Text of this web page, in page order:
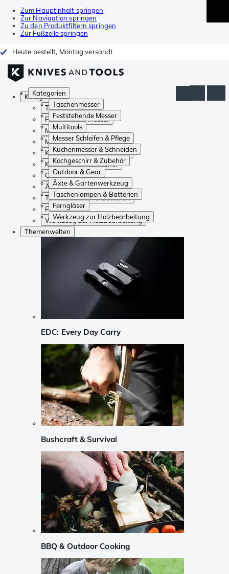
Zum Hauptinhalt springen
Zur Navigation springen
Zu den Produktfiltern springen
Zur Fußzeile springen
Heute bestellt, Montag versandt
Kategorien
Taschenmesser
Feststehende Messer
Multitools
Messer Schleifen & Pflege
Küchenmesser & Schneiden
Kochgeschirr & Zubehör
Outdoor & Gear
Äxte & Gartenwerkzeug
Taschenlampen & Batterien
Ferngläser
Werkzeug zur Holzbearbeitung
Kategorien
Taschenmesser
Feststehende Messer
Multitools
Messer Schleifen & Pflege
Küchenmesser & Schneiden
Kochgeschirr & Zubehör
Outdoor & Gear
Äxte & Gartenwerkzeug
Taschenlampen & Batterien
Ferngläser
Werkzeug zur Holzbearbeitung
Themenwelten
EDC: Every Day Carry
Bushcraft & Survival
BBQ & Outdoor Cooking